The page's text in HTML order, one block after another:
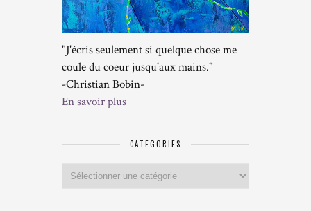
"J'écris seulement si quelque chose me
coule du coeur jusqu'aux mains."
-Christian Bobin-
En savoir plus
CATEGORIES
Categories